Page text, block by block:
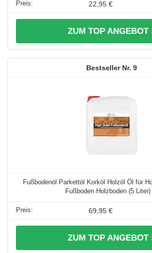
22,95 €
ZUM TOP ANGEBOT
9
Fußbodenöl Parkettöl Korköl Holzöl Öl für
Fußboden Holzboden (5 Liter)
69,95 €
ZUM TOP ANGEBOT